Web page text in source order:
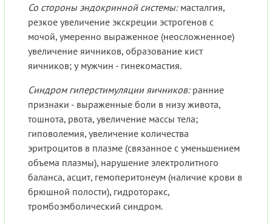
Со стороны эндокринной системы:масталгия,
резкое увеличение экскреции эстрогенов с
мочой, умеренно выраженное (неосложненное)
увеличение яичников, образование кист
яичников; у мужчин - гинекомастия.
Синдром гиперстимуляции яичников:ранние
признаки - выраженные боли в низу живота,
тошнота, рвота, увеличение массы тела;
гиповолемия, увеличение количества
эритроцитов в плазме (связанное с уменьшением
объема плазмы), нарушение электролитного
баланса, асцит, гемоперитонеум (наличие крови в
брюшной полости), гидроторакс,
тромбоэмболический синдром.